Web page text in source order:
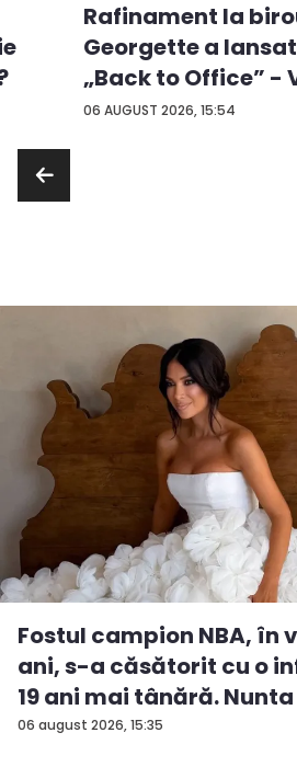
06 AUGUST 2026, 15:54
Rafinament la
Georgette a
„Back to Office” -
06 august 2026, 15:35
Fostul campion NBA, în
ani, s-a căsătorit cu o
19 ani mai tânără.